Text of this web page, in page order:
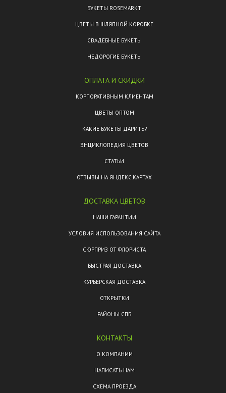
БУКЕТЫ ROSEMARKT
ЦВЕТЫ В ШЛЯПНОЙ КОРОБКЕ
СВАДЕБНЫЕ БУКЕТЫ
НЕДОРОГИЕ БУКЕТЫ
ОПЛАТА И СКИДКИ
КОРПОРАТИВНЫМ КЛИЕНТАМ
ЦВЕТЫ ОПТОМ
КАКИЕ БУКЕТЫ ДАРИТЬ?
ЭНЦИКЛОПЕДИЯ ЦВЕТОВ
СТАТЬИ
ОТЗЫВЫ НА ЯНДЕКС.КАРТАХ
ДОСТАВКА ЦВЕТОВ
НАШИ ГАРАНТИИ
УСЛОВИЯ ИСПОЛЬЗОВАНИЯ САЙТА
СЮРПРИЗ ОТ ФЛОРИСТА
БЫСТРАЯ ДОСТАВКА
КУРЬЕРСКАЯ ДОСТАВКА
ОТКРЫТКИ
РАЙОНЫ СПБ
КОНТАКТЫ
О КОМПАНИИ
НАПИСАТЬ НАМ
СХЕМА ПРОЕЗДА